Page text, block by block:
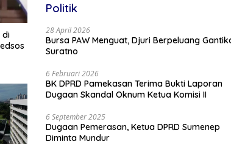
di
Politik
28 April 2026
Bursa PAW Menguat, Djuri Berpeluang
Suratno
6 Februari 2026
BK DPRD Pamekasan Terima Bukti Laporan
Dugaan Skandal Oknum Ketua Komisi II
6 September 2025
Dugaan Pemerasan, Ketua DPRD Sumenep
Diminta Mundur